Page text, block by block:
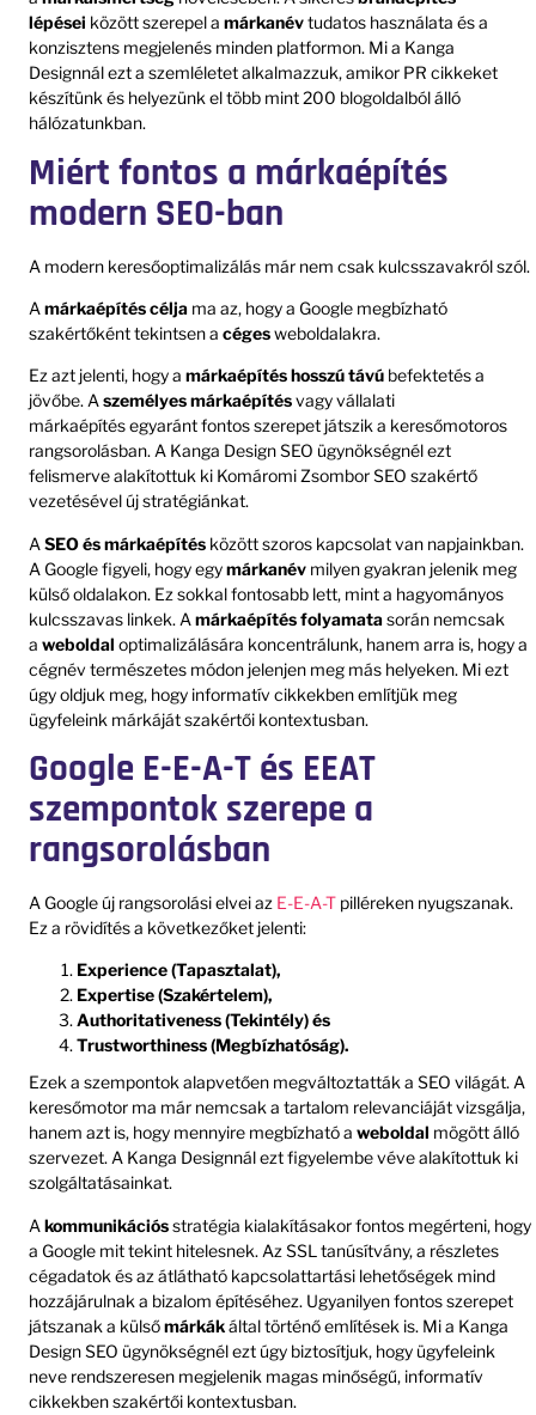
lépései között szerepel a márkanévtudatos használata és a
konzisztens megjelenés minden platformon. Mi a Kanga
Designnál ezt a szemléletet alkalmazzuk, amikor PR cikkeket
készítünk és helyezünk el több mint 200 blogoldalból álló
hálózatunkban.
Miért fontos a márkaépítés
modern SEO-ban
A modern keresőoptimalizálás már nem csak kulcsszavakról szól.
Amárkaépítés célja ma az, hogy a Google megbízható
szakértőként tekintsen a cégesweboldalakra.
Ez azt jelenti, hogy a márkaépítés hosszú távú befektetés a
jövőbe. Aszemélyes márkaépítésvagy vállalati
márkaépítés egyaránt fontos szerepet játszik a keresőmotoros
rangsorolásban. A Kanga Design SEO ügynökségnél ezt
felismerve alakítottuk ki Komáromi Zsombor SEO szakértő
vezetésével új stratégiánkat.
ASEO és márkaépítés között szoros kapcsolat van napjainkban.
A Google figyeli, hogy egymárkanév milyen gyakran jelenik meg
külső oldalakon. Ez sokkal fontosabb lett, mint a hagyományos
kulcsszavas linkek. Amárkaépítés folyamatasorán nemcsak
a weboldal optimalizálására koncentrálunk, hanem arra is, hogy a
cégnév természetes módon jelenjen meg más helyeken. Mi ezt
úgy oldjuk meg, hogy informatív cikkekben említjük meg
ügyfeleink márkáját szakértői kontextusban.
Google E-E-A-T és EEAT
szempontok szerepe a
rangsorolásban
A Google új rangsorolási elvei az E-E-A-T pilléreken nyugszanak.
Ez a rövidítés a következőket jelenti:
Experience (Tapasztalat),
Expertise (Szakértelem),
Authoritativeness (Tekintély) és
Trustworthiness (Megbízhatóság).
Ezek a szempontok alapvetően megváltoztatták a SEO világát. A
keresőmotor ma már nemcsak a tartalom relevanciáját vizsgálja,
hanem azt is, hogy mennyire megbízható a weboldal mögött álló
szervezet. A Kanga Designnál ezt figyelembe véve alakítottuk ki
szolgáltatásainkat.
Akommunikációsstratégia kialakításakor fontos megérteni, hogy
a Google mit tekint hitelesnek. Az SSL tanúsítvány, a részletes
cégadatok és az átlátható kapcsolattartási lehetőségek mind
hozzájárulnak a bizalom építéséhez. Ugyanilyen fontos szerepet
játszanak a külsőmárkákáltal történő említések is. Mi a Kanga
Design SEO ügynökségnél ezt úgy biztosítjuk, hogy ügyfeleink
neve rendszeresen megjelenik magas minőségű, informatív
cikkekben szakértői kontextusban.